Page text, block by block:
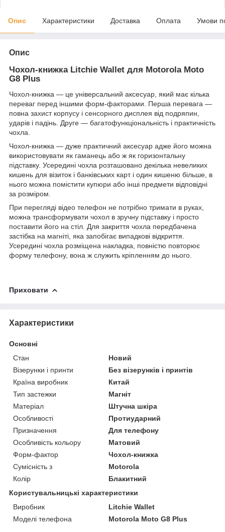
Опис Характеристики Доставка Оплата Умови
Опис
Чохол-книжка Litchie Wallet для Motorola Moto
G8 Plus
Чохол-книжка ― це універсальний аксесуар, який має кілька
переваг перед іншими форм-факторами. Перша перевага ―
повна захист корпусу і сенсорного дисплея від подряпин,
ударів і падінь. Друге ― багатофункціональність і практичність
чохла.
Чохол-книжка ― дуже практичний аксесуар адже його можна
використовувати як гаманець або ж як горизонтальну
підставку. Усередині чохла розташовано декілька невеликих
кишень для візиток і банківських карт і один кишеню більше, в
нього можна помістити купюри або інші предмети відповідні
за розміром.
При перегляді відео телефон не потрібно тримати в руках,
можна трансформувати чохол в зручну підставку і просто
поставити його на стіл. Для закриття чохла передбачена
застібка на магніті, яка запобігає випадкові відкриття.
Усередині чохла розміщена накладка, повністю повторює
форму телефону, вона ж служить кріпленням до нього.
Приховати
Характеристики
Основні
Стан
Новий
Візерунки і принти
Без візерунків і принтів
Країна виробник
Китай
Тип застежки
Магніт
Матеріал
Штучна шкіра
Особливості
Протиударний
Призначення
Для телефону
Особливість кольору
Матовий
Форм-фактор
Чохол-книжка
Сумісність з
Motorola
Колір
Блакитний
Користувальницькі характеристики
Виробник
Litchie Wallet
Моделі телефона
Motorola Moto G8 Plus